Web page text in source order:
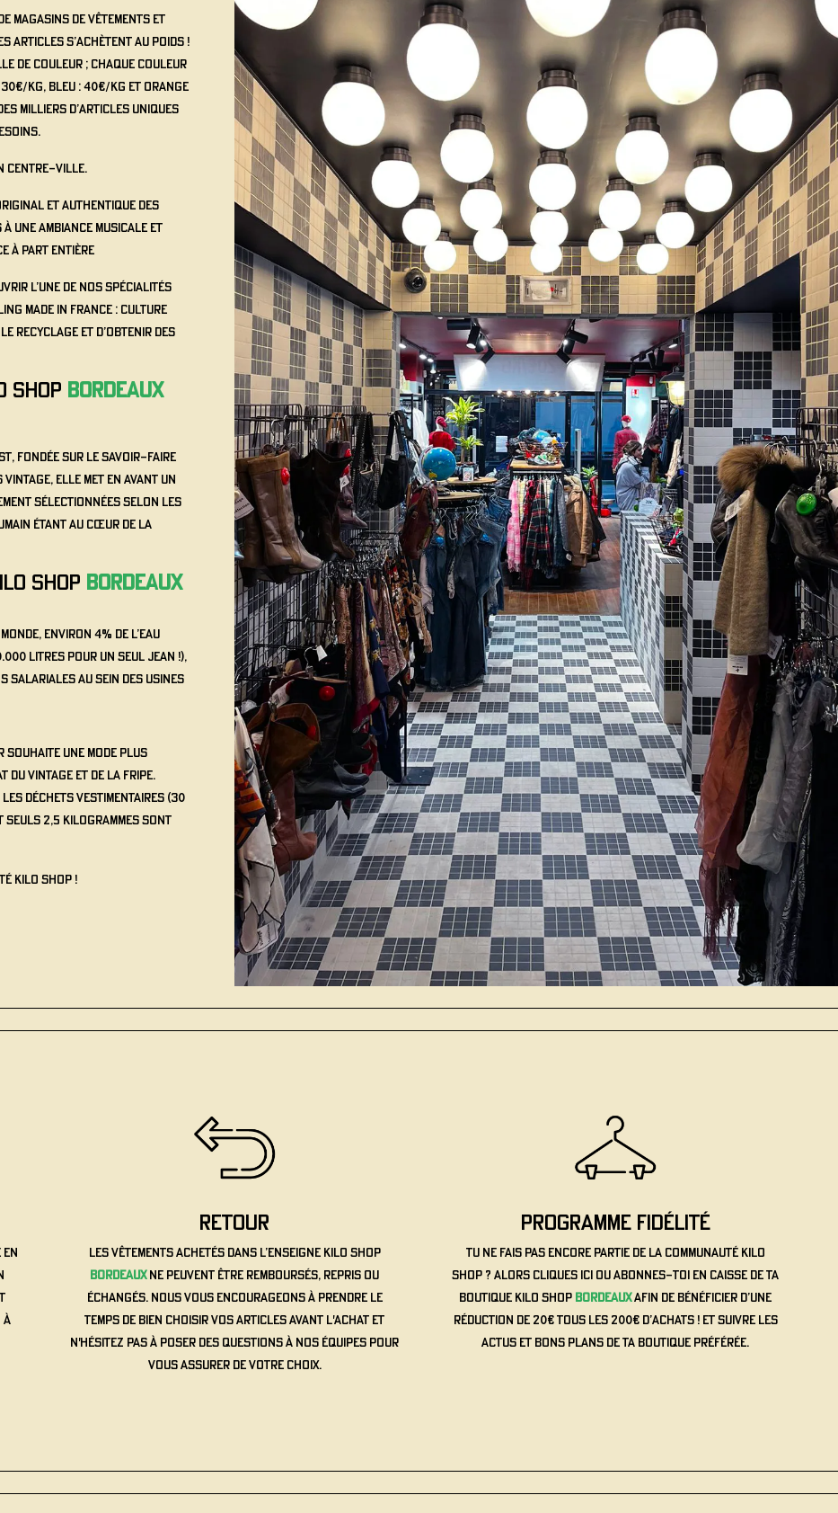
magasins de vêtements et
articles s’achètent au poids !
de couleur ; chaque couleur
kg, Bleu : 40€/kg et Orange
milliers d’articles uniques
centre-ville.
et authentique des
une ambiance musicale et
à part entière
l’une de nos spécialités
Made in France : Culture
le recyclage et d’obtenir des
Shop Bordeaux
fondée sur le savoir-faire
elle met en avant un
sélectionnées selon les
étant au cœur de la
Shop Bordeaux
environ 4% de l’eau
litres pour un seul jean !),
salariales au sein des usines
souhaite une mode plus
du vintage et de la fripe.
déchets vestimentaires (30
seuls 2,5 kilogrammes sont
Kilo Shop !
en
à
retour
Les vêtements achetés dans l’enseigne Kilo Shop
Bordeauxne peuvent être remboursés, repris ou
échangés. Nous vous encourageons à prendre le
temps de bien choisir vos articles avant l'achat et
n'hésitez pas à poser des questions à nos équipes pour
vous assurer de votre choix.
programme fidélité
Tu ne fais pas encore partie de la communauté Kilo
Shop ? Alors cliques ici ou abonnes-toi en caisse de ta
boutique Kilo Shop Bordeauxafin de bénéficier d’une
réduction de 20€ tous les 200€ d’achats ! Et suivre les
actus et bons plans de ta boutique préférée.